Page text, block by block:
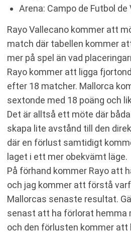
Arena: Campo de Futbol de
Rayo Vallecano kommer att
match där tabellen kommer
mer på spel än vad
Rayo kommer att ligga
efter 18 matcher. Mallorca
sextonde med 18 poäng och
Det är alltså ett möte där
skapa lite avstånd till den
där en förlust samtidigt
laget i ett mer obekvämt läge.
På förhand kommer Rayo att
och jag kommer att förstå
Mallorcas senaste resultat.
senast att ha förlorat hemma
och den förlusten kommer att